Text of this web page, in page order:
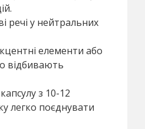
речі у нейтральних
елементи або
відбивають
з 10-12
легко поєднувати